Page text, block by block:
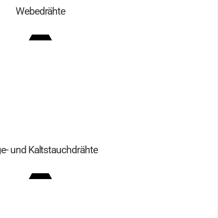
Webedrähte
und Kaltstauchdrähte